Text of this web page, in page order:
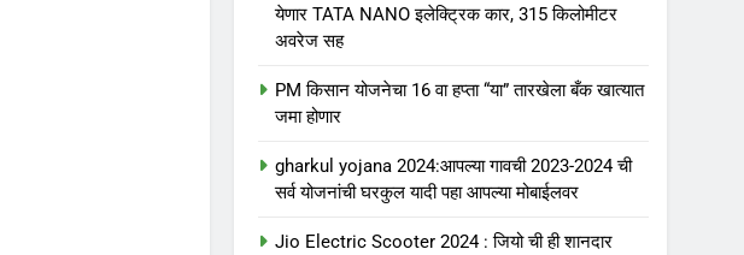
येणार TATA NANO इलेक्ट्रिक कार, 315 किलोमीटर
अवरेज सह
PM किसान योजनेचा 16 वा हप्ता “या” तारखेला बँक खात्यात
जमा होणार
gharkul yojana 2024:आपल्या गावची 2023-2024 ची
सर्व योजनांची घरकुल यादी पहा आपल्या मोबाईलवर
Jio Electric Scooter 2024 : जियो ची ही शानदार